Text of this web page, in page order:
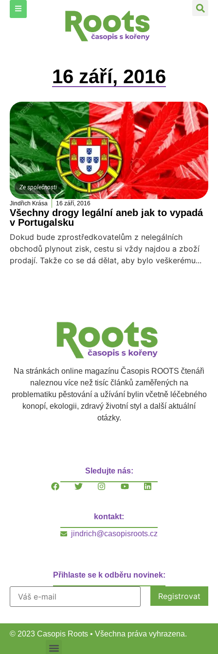
16 září, 2016
Ze společnosti
Jindřich Krása 16 září, 2016
Všechny drogy legální aneb jak to vypadá
v Portugalsku
Dokud bude zprostředkovatelům z nelegálních
obchodů plynout zisk, cestu si vždy najdou a zboží
prodají. Takže co se dá dělat, aby bylo veškerému...
Na stránkách online magazínu Časopis ROOTS čtenáři
naleznou více než tisíc článků zaměřených na
problematiku pěstování a užívání bylin včetně léčebného
konopí, ekologii, zdravý životní styl a další aktuální
otázky.
Sledujte nás:
kontakt:
jindrich@casopisroots.cz
Přihlaste se k odběru novinek:
© 2023 Casopis Roots • Všechna práva vyhrazena.